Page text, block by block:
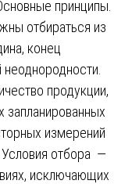
принципы.
отбираться из
конец
продукции,
измерений
отбора —
исключающих